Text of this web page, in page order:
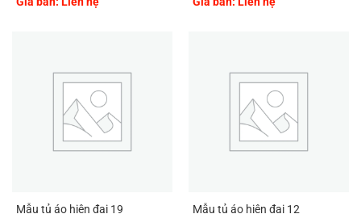
Mẫu tủ áo hiện đại 19
Mẫu tủ áo hiện đại 12